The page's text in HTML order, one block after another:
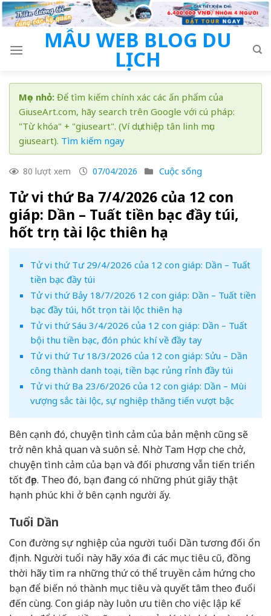
Skip
to
MẪU WEB BLOG DU
LỊCH
Mẹo nhỏ: Để tìm kiếm chính xác các ấn phẩm của
GiuseArt.com, hãy search trên Google với cú pháp:
"Từ khóa" + "giuseart". (Ví dụ: thiệp tân linh mục
giuseart). Tìm kiếm ngay
80 lượt xem 07/04/2026 Cuộc sống
Tử vi thứ Ba 7/4/2026 của 12 con
giáp: Dần – Tuất tiền bạc đầy túi,
hốt trọn tài lộc thiên hạ
Tử vi thứ Tư 29/4/2026 của 12 con giáp: Dần – Tuất
tiền bạc đầy túi
Tử vi thứ Bảy 18/7/2026 12 con giáp: Dần – Tuất tiền
bạc đầy túi, hốt trọn tài lộc thiên hạ
Tử vi thứ Sáu 3/4/2026 của 12 con giáp: Dần – Tuất
bội thu tiền bạc, đón phúc khí về đầy tay
Tử vi thứ Tư 18/3/2026 của 12 con giáp: Sửu – Dần
công thành danh toại, tiền bạc rủng rỉnh đầy túi
Tử vi thứ Ba 23/6/2026 của 12 con giáp: Dần – Mùi
vượng sắc tài lộc, sự nghiệp thăng tiến vượt bậc
Bên cạnh đó, chuyện tình cảm của bản mệnh cũng sẽ
trở nên khả quan và suôn sẻ. Nhờ Tam Hợp che chở,
chuyện tình cảm của bạn và đối phương vẫn tiến triển
tốt đẹp. Theo đó, bạn đang có những phút giây thật
hạnh phúc khi ở bên cạnh người ấy.
Tuổi Dần
Con đường sự nghiệp của người tuổi Dần tương đối ổn
định. Người tuổi này hãy xóa đi các mục tiêu cũ, đồng
thời hãy tìm ra những thứ có thể truyền cảm hứng cho
bạn để biến nó thành mục tiêu và quyết tâm theo đuổi
đến cùng. Con giáp này luôn ưu tiên cho việc lập kế